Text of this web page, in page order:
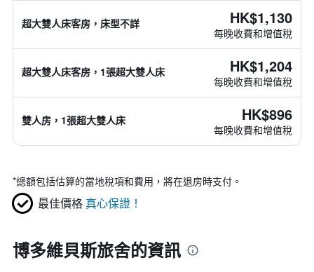
超大雙人床客房，床型不詳 HK$1,130
每晚收費和增值稅
超大雙人床客房，1張超大雙人床 HK$1,204
每晚收費和增值稅
雙人房，1張超大雙人床 HK$896
每晚收費和增值稅
*總額包括估算的當地稅項和費用，將在退房時支付。
最佳價格 真心保證！
博多維貝斯旅舍的資訊